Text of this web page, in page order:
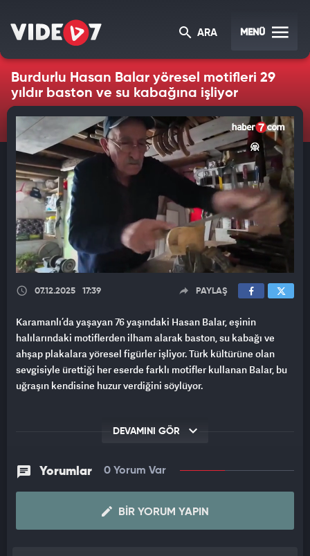
ARA MENÜ
Burdurlu Hasan Balar yöresel motifleri 29
yıldır baston ve su kabağına işliyor
07.12.2025 17:39 PAYLAŞ
Karamanlı’da yaşayan 76 yaşındaki Hasan Balar, eşinin
halılarındaki motiflerden ilham alarak baston, su kabağı ve
ahşap plakalara yöresel figürler işliyor. Türk kültürüne olan
sevgisiyle ürettiği her eserde farklı motifler kullanan Balar, bu
uğraşın kendisine huzur verdiğini söylüyor.
DEVAMINI GÖR
Yorumlar 0 Yorum Var
BIR YORUM YAPIN